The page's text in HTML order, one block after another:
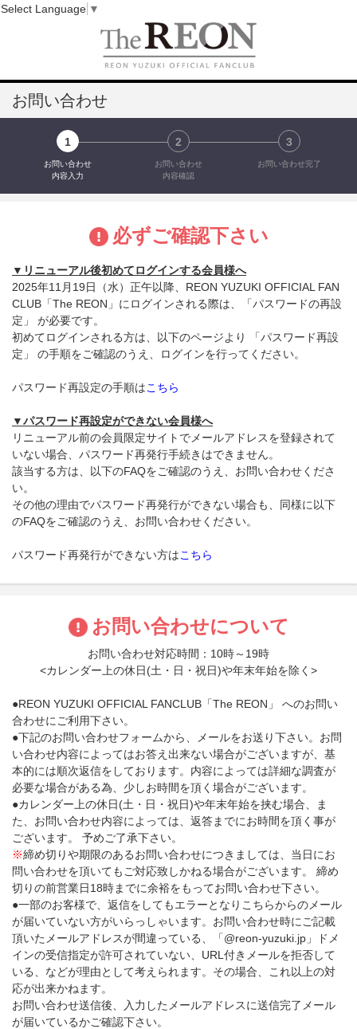
お問い合わせ
1
お問い合わせ
内容入力
2
お問い合わせ
内容確認
3
お問い合わせ完了
必ずご確認下さい
▼リニューアル後初めてログインする会員様へ
2025年11月19日（水）正午以降、REON YUZUKI OFFICIAL FAN
CLUB「The REON」にログインされる際は、「パスワードの再設
定」 が必要です。
初めてログインされる方は、以下のページより 「パスワード再設
定」 の手順をご確認のうえ、ログインを行ってください。
パスワード再設定の手順はこちら
▼パスワード再設定ができない会員様へ
リニューアル前の会員限定サイトでメールアドレスを登録されて
いない場合、パスワード再発行手続きはできません。
該当する方は、以下のFAQをご確認のうえ、お問い合わせくださ
い。
その他の理由でパスワード再発行ができない場合も、同様に以下
のFAQをご確認のうえ、お問い合わせください。
パスワード再発行ができない方はこちら
お問い合わせについて
お問い合わせ対応時間：10時～19時
<カレンダー上の休日(土・日・祝日)や年末年始を除く>
●REON YUZUKI OFFICIAL FANCLUB「The REON」 へのお問い
合わせにご利用下さい。
●下記のお問い合わせフォームから、メールをお送り下さい。お問
い合わせ内容によってはお答え出来ない場合がございますが、基
本的には順次返信をしております。内容によっては詳細な調査が
必要な場合がある為、少しお時間を頂く場合がございます。
●カレンダー上の休日(土・日・祝日)や年末年始を挟む場合、ま
た、お問い合わせ内容によっては、返答までにお時間を頂く事が
ございます。 予めご了承下さい。
※締め切りや期限のあるお問い合わせにつきましては、当日にお
問い合わせを頂いてもご対応致しかねる場合がございます。 締め
切りの前営業日18時までに余裕をもってお問い合わせ下さい。
●一部のお客様で、返信をしてもエラーとなりこちらからのメール
が届いていない方がいらっしゃいます。お問い合わせ時にご記載
頂いたメールアドレスが間違っている、「@reon-yuzuki.jp」ドメ
インの受信指定が許可されていない、URL付きメールを拒否して
いる、などが理由として考えられます。その場合、これ以上の対
応が出来かねます。
お問い合わせ送信後、入力したメールアドレスに送信完了メール
が届いているかご確認下さい。
Select Language ▼